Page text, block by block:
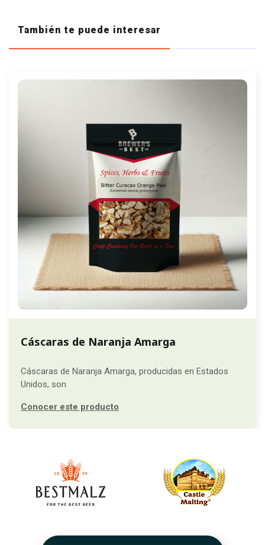
También te puede interesar
Cáscaras de Naranja Amarga
Cáscaras de Naranja Amarga, producidas en Estados
Unidos, son
Conocer este producto